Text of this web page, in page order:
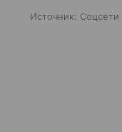
Источник: Соцсети